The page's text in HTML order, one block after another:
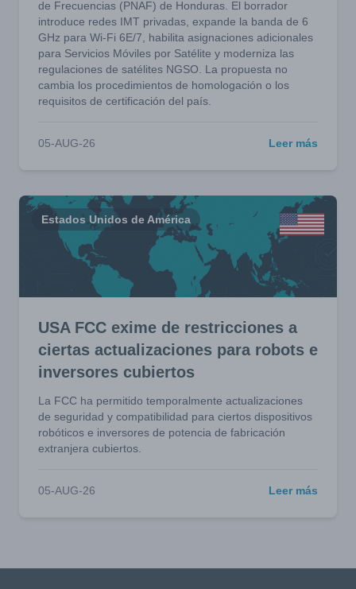
de Frecuencias (PNAF) de Honduras. El borrador
introduce redes IMT privadas, expande la banda de 6
GHz para Wi-Fi 6E/7, habilita asignaciones adicionales
para Servicios Móviles por Satélite y moderniza las
regulaciones de satélites NGSO. La propuesta no
cambia los procedimientos de homologación o los
requisitos de certificación del país.
05-AUG-26 Leer más
Estados Unidos de América
USA FCC exime de restricciones a
ciertas actualizaciones para robots e
inversores cubiertos
La FCC ha permitido temporalmente actualizaciones
de seguridad y compatibilidad para ciertos dispositivos
robóticos e inversores de potencia de fabricación
extranjera cubiertos.
05-AUG-26 Leer más